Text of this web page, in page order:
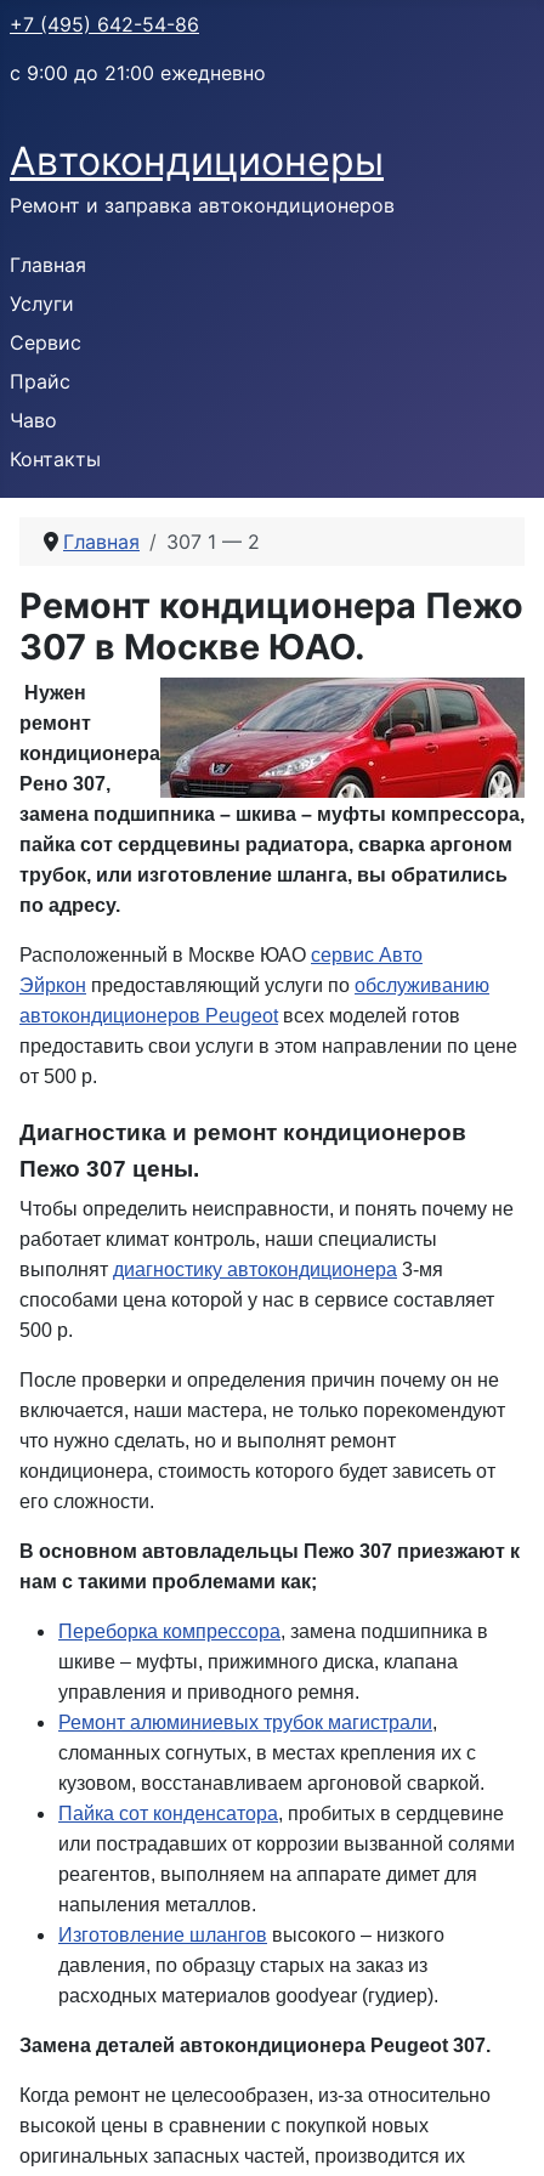
+7 (495) 642-54-86
с 9:00 до 21:00 ежедневно
Автокондиционеры
Ремонт и заправка автокондиционеров
Главная
Услуги
Сервис
Прайс
Чаво
Контакты
Главная 307 1 — 2
Ремонт кондиционера Пежо
307 в Москве ЮАО.
Нужен
ремонт
кондиционера
Рено 307,
замена подшипника – шкива – муфты компрессора,
пайка сот сердцевины радиатора, сварка аргоном
трубок, или изготовление шланга, вы обратились
по адресу.
Расположенный в Москве ЮАО сервис Авто
Эйркон предоставляющий услуги по обслуживанию
автокондиционеров Peugeotвсех моделей готов
предоставить свои услуги в этом направлении по цене
от 500 р.
Диагностика и ремонт кондиционеров
Пежо 307 цены.
Чтобы определить неисправности, и понять почему не
работает климат контроль, наши специалисты
выполнят диагностику автокондиционера 3-мя
способами цена которой у нас в сервисе составляет
500 р.
После проверки и определения причин почему он не
включается, наши мастера, не только порекомендуют
что нужно сделать, но и выполнят ремонт
кондиционера, стоимость которого будет зависеть от
его сложности.
В основном автовладельцы Пежо 307 приезжают к
нам с такими проблемами как;
Переборка компрессора, замена подшипника в
шкиве – муфты, прижимного диска, клапана
управления и приводного ремня.
Ремонт алюминиевых трубок магистрали,
сломанных согнутых, в местах крепления их с
кузовом, восстанавливаем аргоновой сваркой.
Пайка сот конденсатора, пробитых в сердцевине
или пострадавших от коррозии вызванной солями
реагентов, выполняем на аппарате димет для
напыления металлов.
Изготовление шлангов высокого – низкого
давления, по образцу старых на заказ из
расходных материалов goodyear (гудиер).
Замена деталей автокондиционера Peugeot 307.
Когда ремонт не целесообразен, из-за относительно
высокой цены в сравнении с покупкой новых
оригинальных запасных частей, производится их